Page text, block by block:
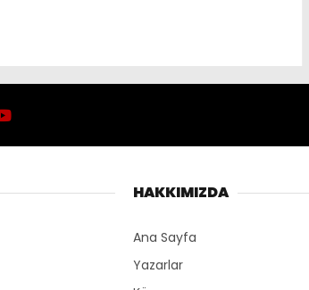
HAKKIMIZDA
Ana Sayfa
Yazarlar